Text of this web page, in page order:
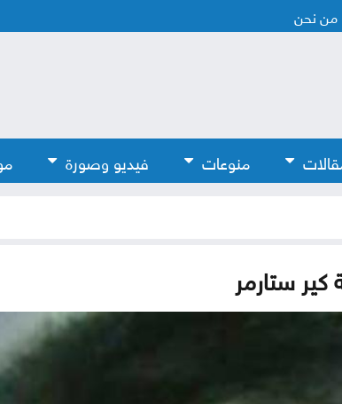
من نحن
منوعات فيديو وصورة
كير ستارمر